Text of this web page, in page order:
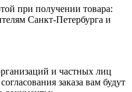
при получении товара:
Санкт-Петербурга и
и частных лиц
заказа вам будут